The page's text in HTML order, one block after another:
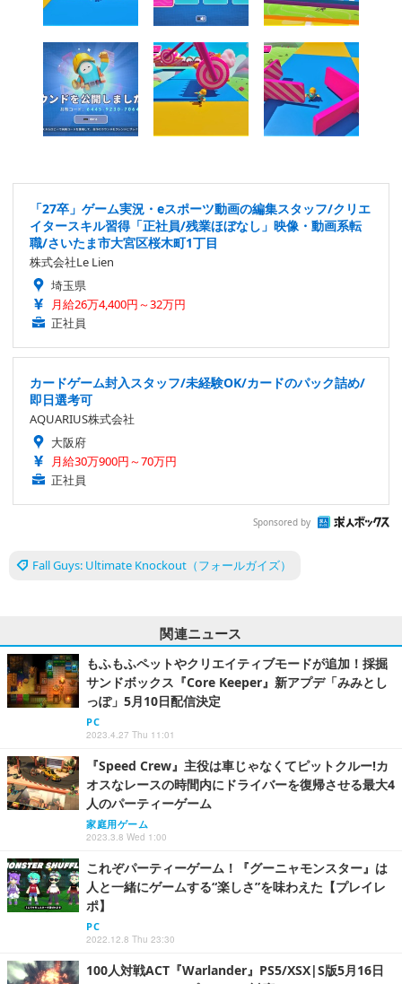
「27卒」ゲーム実況・eスポーツ動画の編集スタッフ/クリエ
イタースキル習得「正社員/残業ほぼなし」映像・動画系転
職/さいたま市大宮区桜木町1丁目
株式会社Le Lien
埼玉県
月給26万4,400円～32万円
正社員
カードゲーム封入スタッフ/未経験OK/カードのパック詰め/
即日選考可
AQUARIUS株式会社
大阪府
月給30万900円～70万円
正社員
Sponsored by
Fall Guys: Ultimate Knockout（フォールガイズ）
関連ニュース
もふもふペットやクリエイティブモードが追加！採掘
サンドボックス『Core Keeper』新アプデ「みみとし
っぽ」5月10日配信決定
PC
2023.4.27 Thu 11:01
『Speed Crew』主役は車じゃなくてピットクルー!カ
オスなレースの時間内にドライバーを復帰させる最大4
人のパーティーゲーム
家庭用ゲーム
2023.3.8 Wed 1:00
これぞパーティーゲーム！『グーニャモンスター』は
人と一緒にゲームする“楽しさ”を味わえた【プレイレ
ポ】
PC
2022.12.8 Thu 23:30
100人対戦ACT『Warlander』PS5/XSX|S版5月16日